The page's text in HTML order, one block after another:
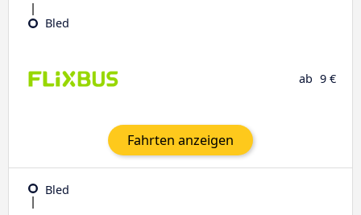
Bled
ab 9 €
Fahrten anzeigen
Bled